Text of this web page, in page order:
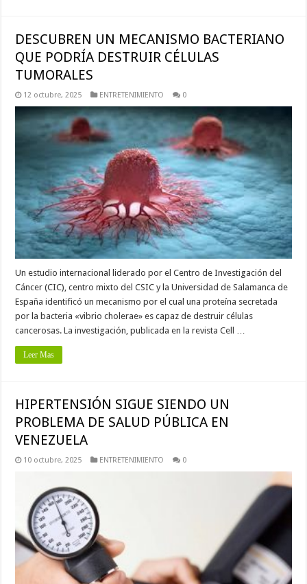
DESCUBREN UN MECANISMO BACTERIANO
QUE PODRÍA DESTRUIR CÉLULAS
TUMORALES
12 octubre, 2025 ENTRETENIMIENTO 0
Un estudio internacional liderado por el Centro de Investigación del
Cáncer (CIC), centro mixto del CSIC y la Universidad de Salamanca de
España identificó un mecanismo por el cual una proteína secretada
por la bacteria «vibrio cholerae» es capaz de destruir células
cancerosas. La investigación, publicada en la revista Cell …
Leer Mas
HIPERTENSIÓN SIGUE SIENDO UN
PROBLEMA DE SALUD PÚBLICA EN
VENEZUELA
10 octubre, 2025 ENTRETENIMIENTO 0